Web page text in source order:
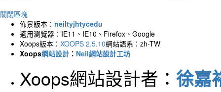
關閉區塊
佈景版本： neiltyjhtycedu
適用瀏覽器：IE11、IE10、Firefox、Google
Xoops版本： XOOPS 2.5.10網站語系：zh-TW
Xoops網站設計 ： Neil網站設計工坊
Xoops網站設計者： 徐嘉